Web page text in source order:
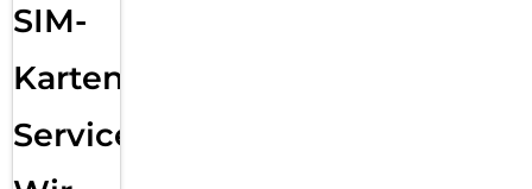
SIM-
Karten
Service: